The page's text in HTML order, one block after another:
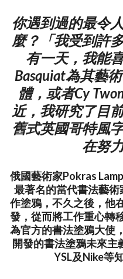
你遇到過的最令
麼？「我受到許
有一天，我能
Basquiat為其藝
體，或者Cy
近，我研究了目
舊式英國哥特風
在努
俄國藝術家Pokras
最著名的當代書法藝
作塗鴉，不久之後，他
發，從而將工作重心轉
為官方的書法塗鴉大使
開發的書法塗鴉未來主
YSL及Nike等